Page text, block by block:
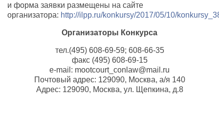
и форма заявки размещены на сайте
организатора: http://ilpp.ru/konkursy/2017/05/10/
Организаторы Конкурса
тел.(495) 608-69-59; 608-66-35
факс (495) 608-69-15
e-mail: mootcourt_conlaw@mail.ru
Почтовый адрес: 129090, Москва, а/я 140
Адрес: 129090, Москва, ул. Щепкина, д.8